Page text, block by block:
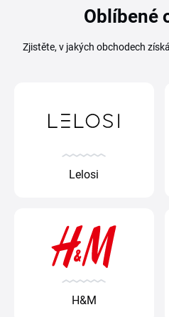
Oblíbené
Zjistěte, v jakých obchodech
Lelosi
H&M